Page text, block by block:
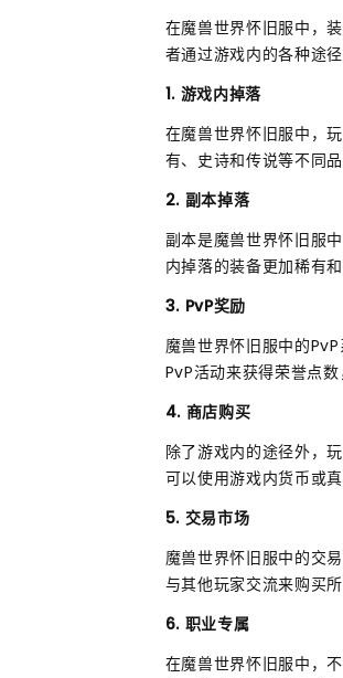
在魔兽世界怀旧服中，
者通过游戏内的各种途
1. 游戏内掉落
在魔兽世界怀旧服中，
有、史诗和传说等不同
2. 副本掉落
副本是魔兽世界怀旧服
内掉落的装备更加稀有
3. PvP奖励
魔兽世界怀旧服中的
PvP活动来获得荣誉点
4. 商店购买
除了游戏内的途径外，
可以使用游戏内货币或
5. 交易市场
魔兽世界怀旧服中的交
与其他玩家交流来购买
6. 职业专属
在魔兽世界怀旧服中，